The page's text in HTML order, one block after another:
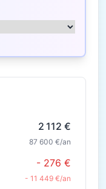
2 112 €
87 600 €/an
- 276 €
- 11 449 €/an